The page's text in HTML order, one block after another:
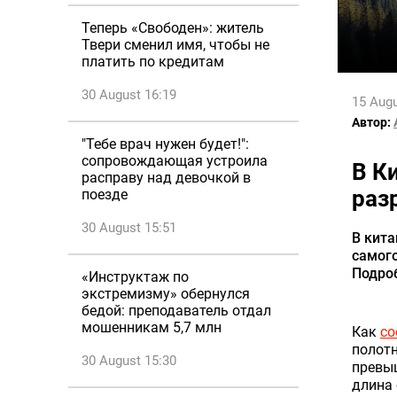
Теперь «Свободен»: житель
Твери сменил имя, чтобы не
платить по кредитам
30 August 16:19
"Тебе врач нужен будет!":
сопровождающая устроила
расправу над девочкой в
поезде
30 August 15:51
«Инструктаж по
экстремизму» обернулся
бедой: преподаватель отдал
мошенникам 5,7 млн
30 August 15:30
15
Автор:
В
В
Как
длина